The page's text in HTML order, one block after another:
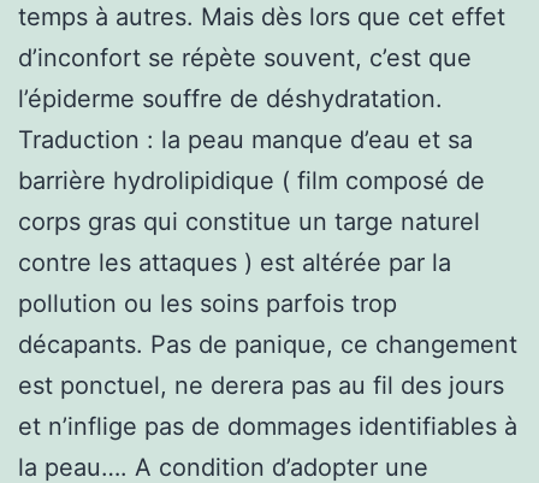
temps à autres. Mais dès lors que cet effet
d’inconfort se répète souvent, c’est que
l’épiderme souffre de déshydratation.
Traduction : la peau manque d’eau et sa
barrière hydrolipidique ( film composé de
corps gras qui constitue un targe naturel
contre les attaques ) est altérée par la
pollution ou les soins parfois trop
décapants. Pas de panique, ce changement
est ponctuel, ne derera pas au fil des jours
et n’inflige pas de dommages identifiables à
la peau…. A condition d’adopter une